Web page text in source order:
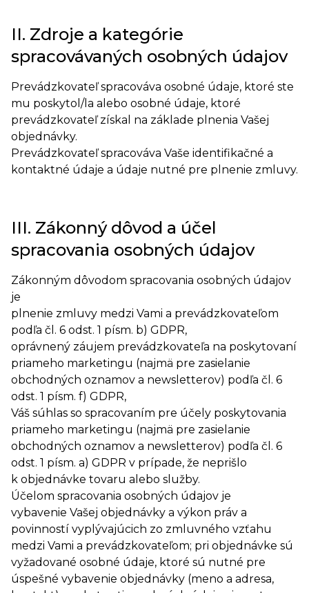
II. Zdroje a kategórie
spracovávaných osobných údajov
Prevádzkovateľ spracováva osobné údaje, ktoré ste
mu poskytol/la alebo osobné údaje, ktoré
prevádzkovateľ získal na základe plnenia Vašej
objednávky.
Prevádzkovateľ spracováva Vaše identifikačné a
kontaktné údaje a údaje nutné pre plnenie zmluvy.
III. Zákonný dôvod a účel
spracovania osobných údajov
Zákonným dôvodom spracovania osobných údajov
je
plnenie zmluvy medzi Vami a prevádzkovateľom
podľa čl. 6 odst. 1 písm. b) GDPR,
oprávnený záujem prevádzkovateľa na poskytovaní
priameho marketingu (najmä pre zasielanie
obchodných oznamov a newsletterov) podľa čl. 6
odst. 1 písm. f) GDPR,
Váš súhlas so spracovaním pre účely poskytovania
priameho marketingu (najmä pre zasielanie
obchodných oznamov a newsletterov) podľa čl. 6
odst. 1 písm. a) GDPR v prípade, že neprišlo
k objednávke tovaru alebo služby.
Účelom spracovania osobných údajov je
vybavenie Vašej objednávky a výkon práv a
povinností vyplývajúcich zo zmluvného vzťahu
medzi Vami a prevádzkovateľom; pri objednávke sú
vyžadované osobné údaje, ktoré sú nutné pre
úspešné vybavenie objednávky (meno a adresa,